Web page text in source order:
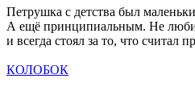
Петрушка с детства был
А ещё принципиальным. Не
и всегда стоял за то, что считал
КОЛОБОК